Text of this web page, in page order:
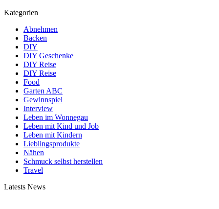
Kategorien
Abnehmen
Backen
DIY
DIY Geschenke
DIY Reise
DIY Reise
Food
Garten ABC
Gewinnspiel
Interview
Leben im Wonnegau
Leben mit Kind und Job
Leben mit Kindern
Lieblingsprodukte
Nähen
Schmuck selbst herstellen
Travel
Latests News